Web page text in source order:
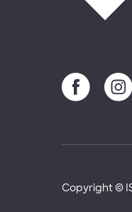
Copyright ©